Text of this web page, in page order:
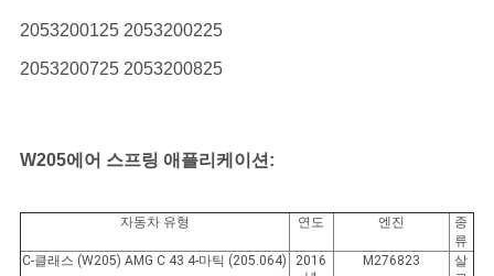
이
PRIVACY
POLICY
2053200125 2053200225
2053200725 2053200825
W205에어 스프링 애플리케이션:
자동차 유형 연도 엔진
종
류
C-클래스 (W205) AMG C 43 4-마틱 (205.064)
2016
M276823
살